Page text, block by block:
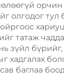
олгодог тул
татаж
зүйл
хадгалах
баглаа